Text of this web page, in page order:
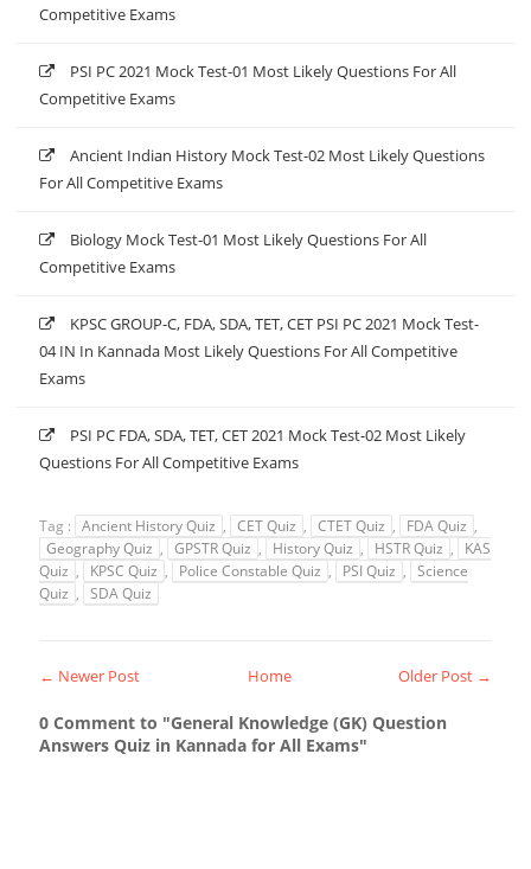
Competitive Exams
PSI PC 2021 Mock Test-01 Most Likely Questions For All
Competitive Exams
Ancient Indian History Mock Test-02 Most Likely Questions
For All Competitive Exams
Biology Mock Test-01 Most Likely Questions For All
Competitive Exams
KPSC GROUP-C, FDA, SDA, TET, CET PSI PC 2021 Mock Test-
04 IN In Kannada Most Likely Questions For All Competitive
Exams
PSI PC FDA, SDA, TET, CET 2021 Mock Test-02 Most Likely
Questions For All Competitive Exams
Tag : Ancient History Quiz , CET Quiz , CTET Quiz , FDA Quiz ,
Geography Quiz , GPSTR Quiz , History Quiz , HSTR Quiz ,
KAS
Quiz , KPSC Quiz , Police Constable Quiz , PSI Quiz ,
Science
Quiz , SDA Quiz
← Newer Post Older Post →
Home
0 Comment to "General Knowledge (GK) Question
Answers Quiz in Kannada for All Exams"